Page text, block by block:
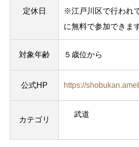
定休日
※江戸川区で行われ
に無料で参加できま
対象年齢 ５歳位から
公式HP https://
カテゴリ
武道